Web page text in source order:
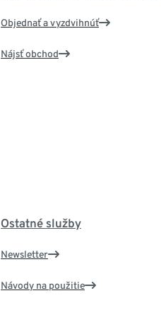
Objednať a vyzdvihnúť
Nájsť obchod
Ostatné služby
Newsletter
Návody na použitie